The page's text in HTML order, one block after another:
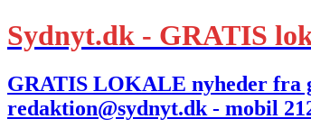
Sydnyt.dk - GRATIS
GRATIS LOKALE nyheder fra
redaktion@sydnyt.dk - mobil